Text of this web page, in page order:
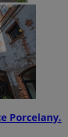
Porcelany.